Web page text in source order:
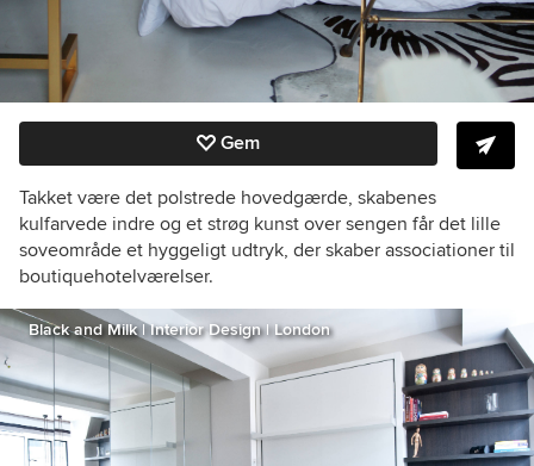
Gem
Takket være det polstrede hovedgærde, skabenes
kulfarvede indre og et strøg kunst over sengen får det lille
soveområde et hyggeligt udtryk, der skaber associationer til
boutiquehotelværelser.
Black and Milk | Interior Design | London